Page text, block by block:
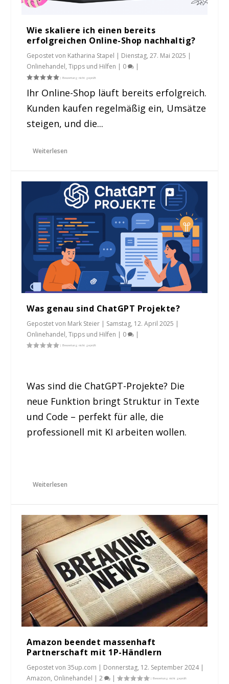
Wie skaliere ich einen bereits
erfolgreichen Online-Shop nachhaltig?
Gepostet von Katharina Stapel | Dienstag, 27. Mai 2025 |
Onlinehandel,Tipps und Hilfen | 0 |
Ihr Online-Shop läuft bereits erfolgreich.
Kunden kaufen regelmäßig ein, Umsätze
steigen, und die...
Weiterlesen
Was genau sind ChatGPT Projekte?
Gepostet von Mark Steier | Samstag, 12. April 2025 |
Onlinehandel,Tipps und Hilfen | 0 |
Was sind die ChatGPT-Projekte? Die
neue Funktion bringt Struktur in Texte
und Code – perfekt für alle, die
professionell mit KI arbeiten wollen.
Weiterlesen
Amazon beendet massenhaft
Partnerschaft mit 1P-Händlern
Gepostet von35up.com | Donnerstag, 12. September 2024|
Amazon, Onlinehandel |2 |